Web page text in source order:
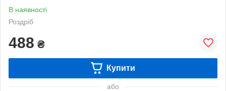
В наявності
Роздріб
488 ₴
Купити
або